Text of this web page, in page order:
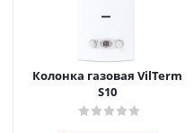
Колонка газовая VilTerm
S10